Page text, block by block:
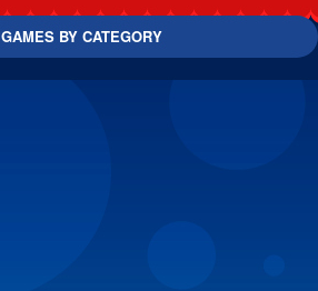
GAMES BY CATEGORY